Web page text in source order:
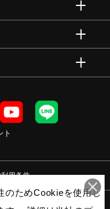
ト
用条件
のためCookieを使用し